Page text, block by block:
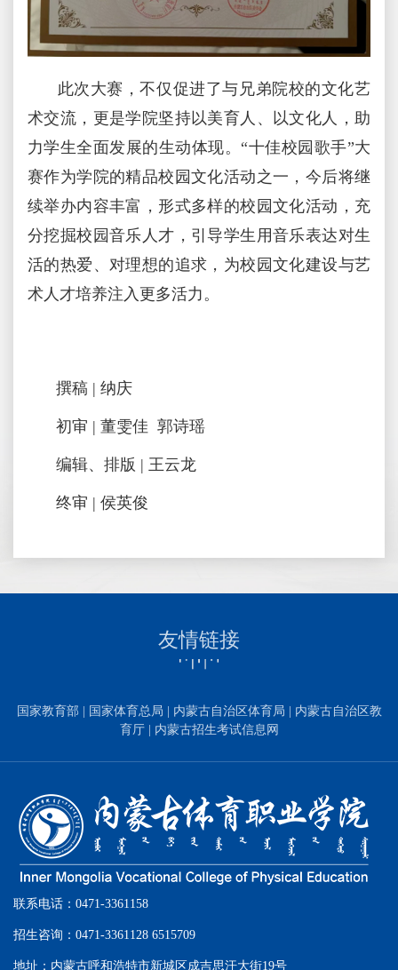
此次大赛，不仅促进了与兄弟院校的文化艺
术交流，更是学院坚持以美育人、以文化人，助
力学生全面发展的生动体现。“十佳校园歌手”大
赛作为学院的精品校园文化活动之一，今后将继
续举办内容丰富，形式多样的校园文化活动，充
分挖掘校园音乐人才，引导学生用音乐表达对生
活的热爱、对理想的追求，为校园文化建设与艺
术人才培养注入更多活力。
撰稿 | 纳庆
初审 | 董雯佳 郭诗瑶
编辑、排版 | 王云龙
终审 | 侯英俊
友情链接
国家教育部 国家体育总局 内蒙古自治区体育局
内蒙古自治区教
育厅
内蒙古招生考试信息网
联系电话：0471-3361158
招生咨询：0471-3361128 6515709
地址：内蒙古呼和浩特市新城区成吉思汗大街19号